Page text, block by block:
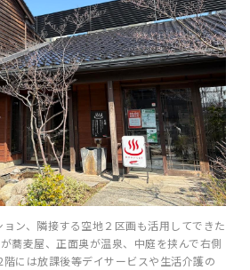
ン、隣接する空地２区画も活用してできた
が蕎麦屋、正面奥が温泉、中庭を挟んで右側
には放課後等デイサービスや生活介護の